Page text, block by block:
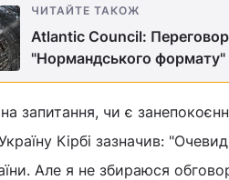
ЧИТАЙТЕ ТАКОЖ
Atlantic Council:
"Нормандського формату"
запитання, чи є
Кірбі зазначив:
Але я не збираюся